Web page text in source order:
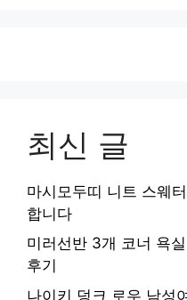
최신 글
마시모두띠 니트 스웨
합니다
미러선반 3개 코너 욕
후기
나이키 덩크 로우 남성